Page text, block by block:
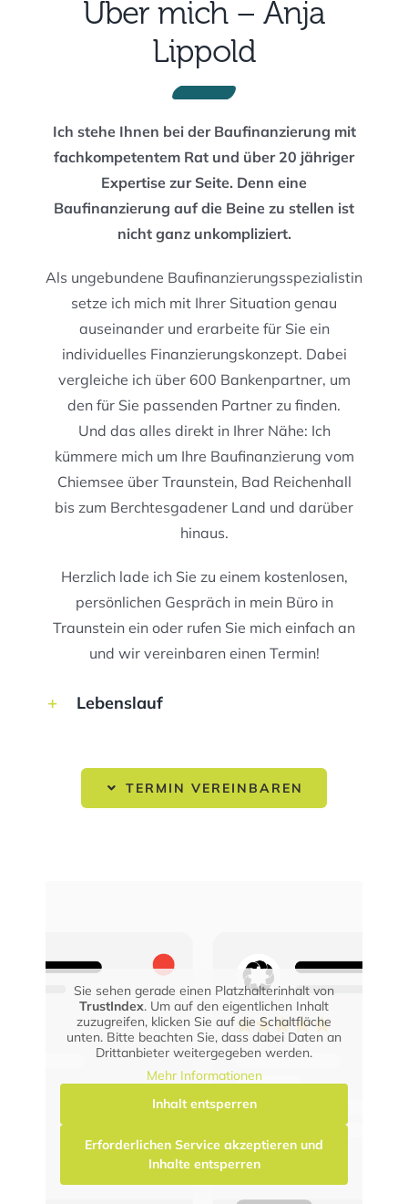
Über mich – Anja
Lippold
Ich stehe Ihnen bei der Baufinanzierung mit
fachkompetentem Rat und über 20 jähriger
Expertise zur Seite. Denn eine
Baufinanzierung auf die Beine zu stellen ist
nicht ganz unkompliziert.
Als ungebundene Baufinanzierungsspezialistin
setze ich mich mit Ihrer Situation genau
auseinander und erarbeite für Sie ein
individuelles Finanzierungskonzept. Dabei
vergleiche ich über 600 Bankenpartner, um
den für Sie passenden Partner zu finden.
Und das alles direkt in Ihrer Nähe: Ich
kümmere mich um Ihre Baufinanzierung vom
Chiemsee über Traunstein, Bad Reichenhall
bis zum Berchtesgadener Land und darüber
hinaus.
Herzlich lade ich Sie zu einem kostenlosen,
persönlichen Gespräch in mein Büro in
Traunstein ein oder rufen Sie mich einfach an
und wir vereinbaren einen Termin!
Lebenslauf
TERMIN VEREINBAREN
Sie sehen gerade einen Platzhalterinhalt von
TrustIndex. Um auf den eigentlichen Inhalt
zuzugreifen, klicken Sie auf die Schaltfläche
unten. Bitte beachten Sie, dass dabei Daten an
Drittanbieter weitergegeben werden.
Mehr Informationen
Inhalt entsperren
Erforderlichen Service akzeptieren und
Inhalte entsperren